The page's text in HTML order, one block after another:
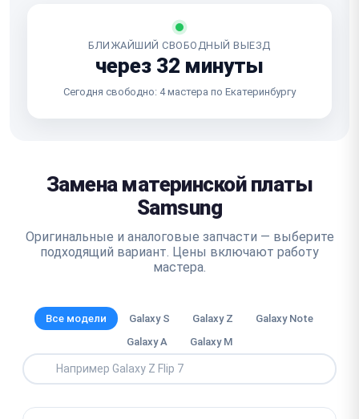
БЛИЖАЙШИЙ СВОБОДНЫЙ ВЫЕЗД
через 32 минуты
Сегодня свободно: 4 мастера по Екатеринбургу
Замена материнской платы
Samsung
Оригинальные и аналоговые запчасти — выберите
подходящий вариант. Цены включают работу
мастера.
Все модели Galaxy S Galaxy Z
Galaxy Note
Galaxy A
Galaxy M